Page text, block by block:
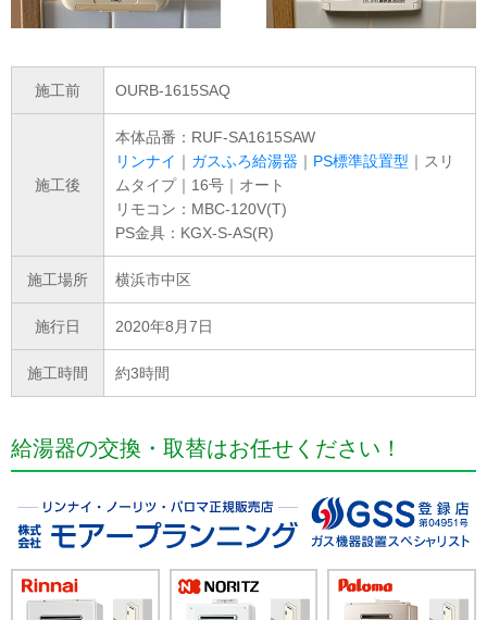
施工前 OURB-1615SAQ
施工後
本体品番：RUF-SA1615SAW
リンナイ ｜ ガスふろ給湯器 ｜ PS標準設置型 ｜スリ
ムタイプ｜16号｜オート
リモコン：MBC-120V(T)
PS金具：KGX-S-AS(R)
施工場所 横浜市中区
施行日 2020年8月7日
施工時間 約3時間
給湯器の交換・取替はお任せください！